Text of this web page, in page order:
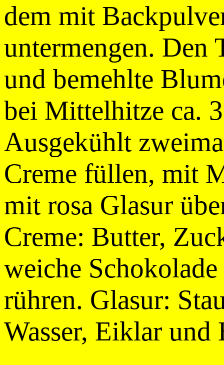
dem mit
untermengen. Den
und bemehlte
bei Mittelhitze ca.
Ausgekühlt
Creme füllen, mit
mit rosa Glasur
Creme: Butter,
weiche
rühren. Glasur:
Wasser, Eiklar und